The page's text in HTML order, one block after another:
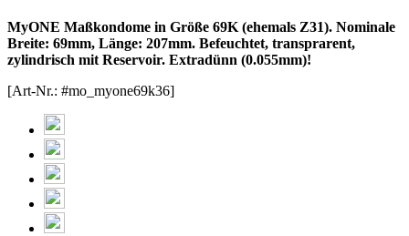
MyONE Maßkondome in Größe 69K (ehemals Z31). Nominale
Breite: 69mm, Länge: 207mm. Befeuchtet, transprarent,
zylindrisch mit Reservoir. Extradünn (0.055mm)!
[Art-Nr.: #mo_myone69k36]